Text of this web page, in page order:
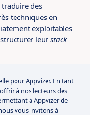
des
techniques en
exploitables
leur stack
pour Appvizer. En tant
à nos lecteurs des
à Appvizer de
vous invitons à